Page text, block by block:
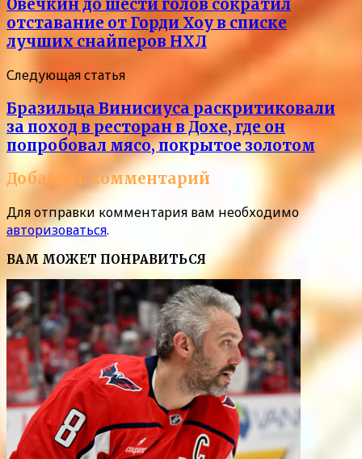
Овечкин до шести голов сократил
отставание от Горди Хоу в списке
лучших снайперов НХЛ
Следующая статья
Бразильца Винисиуса раскритиковали
за поход в ресторан в Дохе, где он
попробовал мясо, покрытое золотом
Добавить комментарий
Для отправки комментария вам необходимо
авторизоваться.
ВАМ МОЖЕТ ПОНРАВИТЬСЯ